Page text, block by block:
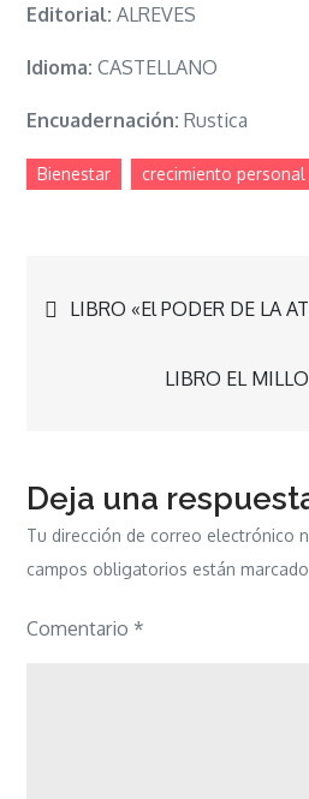
Editorial: ALREVES
Idioma: CASTELLANO
Encuadernación: Rustica
Bienestar crecimiento personal
LIBRO «El PODER DE LA
LIBRO EL
Deja una
Tu dirección de correo electrónico
campos obligatorios están
Comentario *